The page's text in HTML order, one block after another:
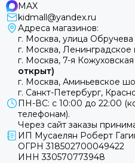
MAX
kidmall@yandex.ru
Адреса магазинов:
г. Москва, улица Обручева
г. Москва, Ленинградское
г. Москва, 7-я
открыт)
г. Москва, Аминьевское
г. Санкт-Петербург,
ПН-ВС: с 10:00 до 22:00
телефонам).
Через сайт заказы
ИП Мусаелян Роберт
ОГРН 318502700049422
ИНН 330570773948